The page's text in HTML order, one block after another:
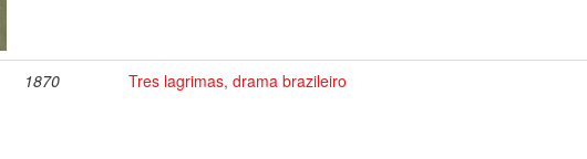
1870 Tres lagrimas, drama brazileiro